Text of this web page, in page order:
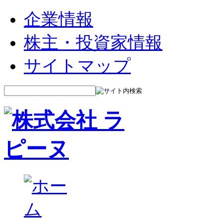
企業情報
株主・投資家情報
サイトマップ